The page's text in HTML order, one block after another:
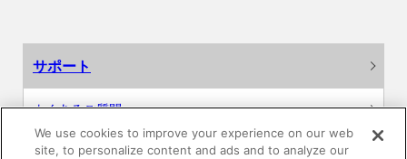
サポート
よくあるご質問
カタログ閲覧・資料請求
We use cookies to improve your experience on our web
site, to personalize content and ads and to analyze our